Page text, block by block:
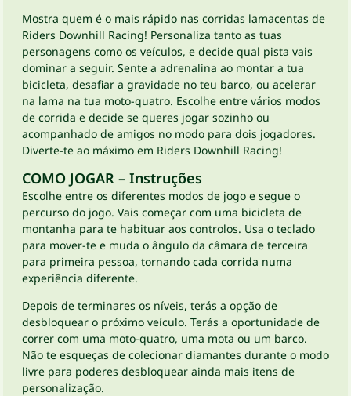
Mostra quem é o mais rápido nas corridas lamacentas de
Riders Downhill Racing! Personaliza tanto as tuas
personagens como os veículos, e decide qual pista vais
dominar a seguir. Sente a adrenalina ao montar a tua
bicicleta, desafiar a gravidade no teu barco, ou acelerar
na lama na tua moto-quatro. Escolhe entre vários modos
de corrida e decide se queres jogar sozinho ou
acompanhado de amigos no modo para dois jogadores.
Diverte-te ao máximo em Riders Downhill Racing!
COMO JOGAR – Instruções
Escolhe entre os diferentes modos de jogo e segue o
percurso do jogo. Vais começar com uma bicicleta de
montanha para te habituar aos controlos. Usa o teclado
para mover-te e muda o ângulo da câmara de terceira
para primeira pessoa, tornando cada corrida numa
experiência diferente.
Depois de terminares os níveis, terás a opção de
desbloquear o próximo veículo. Terás a oportunidade de
correr com uma moto-quatro, uma mota ou um barco.
Não te esqueças de colecionar diamantes durante o modo
livre para poderes desbloquear ainda mais itens de
personalização.